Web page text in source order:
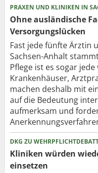
PRAXEN UND KLINIKEN IN
Ohne ausländische
Versorgungslücken
Fast jede fünfte Ärztin
Sachsen-Anhalt
Pflege ist es sogar
Krankenhäuser,
machen deshalb mit
auf die Bedeutung
aufmerksam und
DKG ZU
Kliniken würden
einsetzen